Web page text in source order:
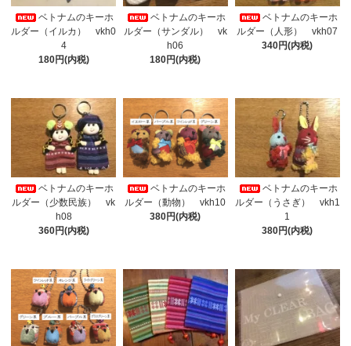
ベトナムのキーホ
ルダー（イルカ） vkh0
4
180円(内税)
ベトナムのキーホ
ルダー（サンダル） vk
h06
180円(内税)
ベトナムのキーホ
ルダー（人形） vkh07
340円(内税)
ベトナムのキーホ
ルダー（少数民族） vk
h08
360円(内税)
ベトナムのキーホ
ルダー（動物） vkh10
380円(内税)
ベトナムのキーホ
ルダー（うさぎ） vkh1
1
380円(内税)